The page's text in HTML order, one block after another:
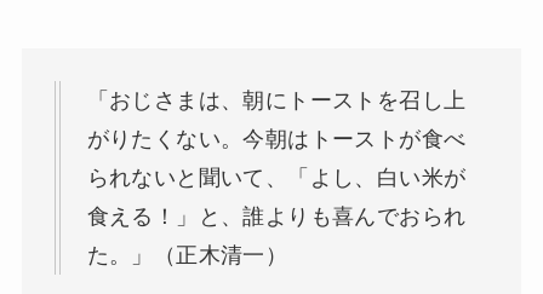
「おじさまは、朝にトーストを召し上
がりたくない。今朝はトーストが食べ
られないと聞いて、「よし、白い米が
食える！」と、誰よりも喜んでおられ
た。」（正木清一）